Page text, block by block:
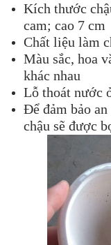
Kích thước
cam; cao 7 cm
Chất liệu làm
Màu sắc, hoa
khác nhau
Lỗ thoát nước
Để đảm bảo
chậu sẽ được